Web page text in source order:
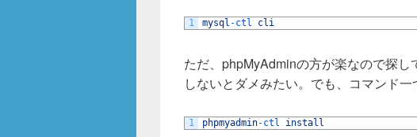
1 mysql -ctl cli
ただ、phpMyAdminの方が楽なので探
しないとダメみたい。でも、コマンド
1 phpmyadmin-ctl install